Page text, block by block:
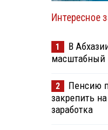
Интересное
1
В
масштабный
2
Пенсию
закрепить
заработка